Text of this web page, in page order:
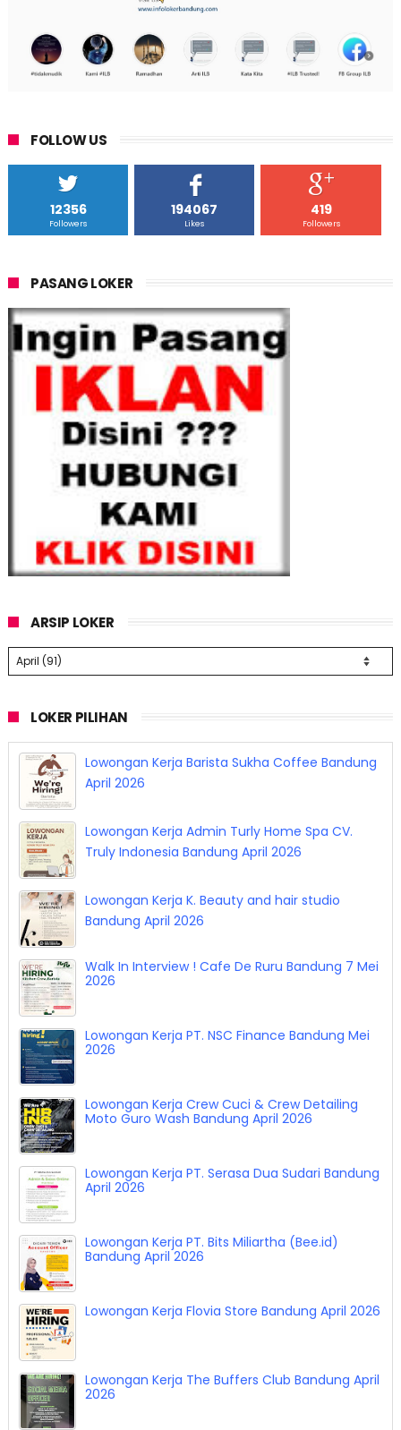
FOLLOW US
12356
Followers
194067
Likes
419
Followers
PASANG LOKER
ARSIP LOKER
LOKER PILIHAN
Lowongan Kerja Barista Sukha Coffee Bandung
April 2026
Lowongan Kerja Admin Turly Home Spa CV.
Truly Indonesia Bandung April 2026
Lowongan Kerja K. Beauty and hair studio
Bandung April 2026
Walk In Interview ! Cafe De Ruru Bandung 7 Mei
2026
Lowongan Kerja PT. NSC Finance Bandung Mei
2026
Lowongan Kerja Crew Cuci & Crew Detailing
Moto Guro Wash Bandung April 2026
Lowongan Kerja PT. Serasa Dua Sudari Bandung
April 2026
Lowongan Kerja PT. Bits Miliartha (Bee.id)
Bandung April 2026
Lowongan Kerja Flovia Store Bandung April 2026
Lowongan Kerja The Buffers Club Bandung April
2026